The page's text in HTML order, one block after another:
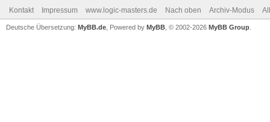
Kontakt Impressum www.logic-masters.de Nach oben Archiv-Modus
Deutsche Übersetzung: MyBB.de , Powered by MyBB , © 2002-2026 MyBB Group